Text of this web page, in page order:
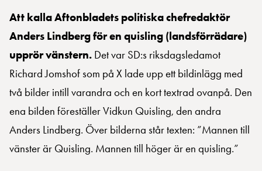
Att kalla Aftonbladets politiska chefredaktör
Anders Lindberg för en quisling (landsförrädare)
upprör vänstern. Det var SD:s riksdagsledamot
Richard Jomshof som på X lade upp ett bildinlägg med
två bilder intill varandra och en kort textrad ovanpå. Den
ena bilden föreställer Vidkun Quisling, den andra
Anders Lindberg. Över bilderna står texten: ”Mannen till
vänster är Quisling. Mannen till höger är en quisling.”